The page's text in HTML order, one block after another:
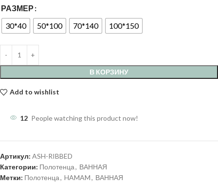
РАЗМЕР
30*40
50*100 70*140 100*150
В КОРЗИНУ
Add to wishlist
12 People watching this product now!
Артикул: ASH-RIBBED
Категории: Полотенца, ВАННАЯ
Метки: Полотенца, HAMAM, ВАННАЯ